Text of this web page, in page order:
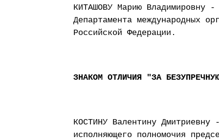
КИТАШОВУ Марию Владимировну -
Департамента международных
Российской Федерации.
ЗНАКОМ ОТЛИЧИЯ "ЗА
КОСТИНУ Валентину
исполняющего полномочия